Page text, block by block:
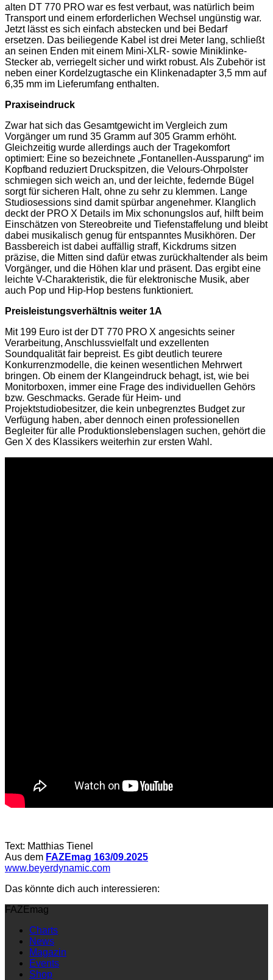
alten DT 770 PRO war es fest verbaut, was natürlich beim
Transport und einem erforderlichen Wechsel ungünstig war.
Jetzt lässt es sich einfach abstecken und bei Bedarf
ersetzen. Das beiliegende Kabel ist drei Meter lang, schließt
an seinen Enden mit einem Mini-XLR- sowie Miniklinke-
Stecker ab, verriegelt sicher und wirkt robust. Als Zubehör ist
neben einer Kordelzugtasche ein Klinkenadapter 3,5 mm auf
6,35 mm im Lieferumfang enthalten.
Praxiseindruck
Zwar hat sich das Gesamtgewicht im Vergleich zum
Vorgänger um rund 35 Gramm auf 305 Gramm erhöht.
Gleichzeitig wurde allerdings auch der Tragekomfort
optimiert: Eine so bezeichnete „Fontanellen-Aussparung“ im
Kopfband reduziert Druckspitzen, die Velours-Ohrpolster
schmiegen sich weich an, und der leichte, federnde Bügel
sorgt für sicheren Halt, ohne zu sehr zu klemmen. Lange
Studiosessions sind damit spürbar angenehmer. Klanglich
deckt der PRO X Details im Mix schonungslos auf, hilft beim
Einschätzen von Stereobreite und Tiefenstaffelung und bleibt
dabei musikalisch genug für entspanntes Musikhören. Der
Bassbereich ist dabei auffällig straff, Kickdrums sitzen
präzise, die Mitten sind dafür etwas zurückhaltender als beim
Vorgänger, und die Höhen klar und präsent. Das ergibt eine
leichte V-Charakteristik, die für elektronische Musik, aber
auch Pop und Hip-Hop bestens funktioniert.
Preisleistungsverhältnis weiter 1A
Mit 199 Euro ist der DT 770 PRO X angesichts seiner
Verarbeitung, Anschlussvielfalt und exzellenten
Soundqualität fair bepreist. Es gibt deutlich teurere
Konkurrenzmodelle, die keinen wesentlichen Mehrwert
bringen. Ob einem der Klangeindruck behagt, ist, wie bei
Monitorboxen, immer eine Frage des individuellen Gehörs
bzw. Geschmacks. Gerade für Heim- und
Projektstudiobesitzer, die kein unbegrenztes Budget zur
Verfügung haben, aber dennoch einen professionellen
Begleiter für alle Produktionslebenslagen suchen, gehört die
Gen X des Klassikers weiterhin zur ersten Wahl.
Text: Matthias Tienel
Aus dem FAZEmag 163/09.2025
www.beyerdynamic.com
Das könnte dich auch interessieren:
FAZEmag
Charts
News
Magazin
Events
Shop